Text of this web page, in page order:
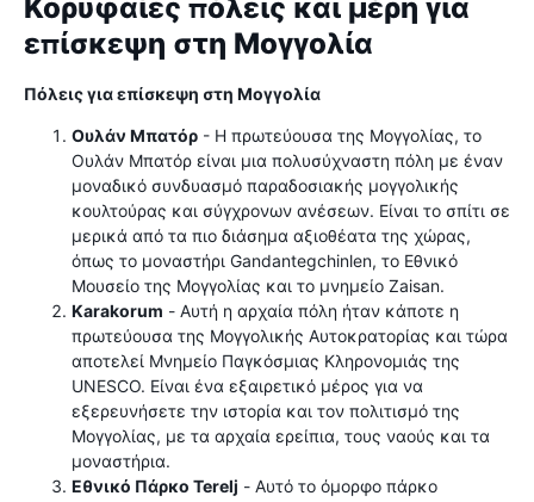
Κορυφαίες πόλεις και μέρη για
επίσκεψη στη Μογγολία
Πόλεις για επίσκεψη στη Μογγολία
Ουλάν Μπατόρ - Η πρωτεύουσα της Μογγολίας, το
Ουλάν Μπατόρ είναι μια πολυσύχναστη πόλη με έναν
μοναδικό συνδυασμό παραδοσιακής μογγολικής
κουλτούρας και σύγχρονων ανέσεων. Είναι το σπίτι σε
μερικά από τα πιο διάσημα αξιοθέατα της χώρας,
όπως το μοναστήρι Gandantegchinlen, το Εθνικό
Μουσείο της Μογγολίας και το μνημείο Zaisan.
Karakorum - Αυτή η αρχαία πόλη ήταν κάποτε η
πρωτεύουσα της Μογγολικής Αυτοκρατορίας και τώρα
αποτελεί Μνημείο Παγκόσμιας Κληρονομιάς της
UNESCO. Είναι ένα εξαιρετικό μέρος για να
εξερευνήσετε την ιστορία και τον πολιτισμό της
Μογγολίας, με τα αρχαία ερείπια, τους ναούς και τα
μοναστήρια.
Εθνικό Πάρκο Terelj - Αυτό το όμορφο πάρκο